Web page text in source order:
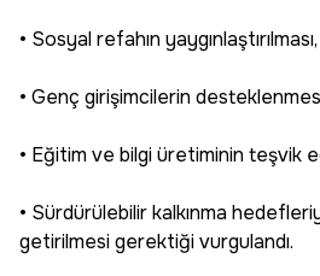
• Sosyal refahın yaygınlaştırılması,
• Genç girişimcilerin
• Eğitim ve bilgi üretiminin teşvik
• Sürdürülebilir kalkınma
getirilmesi gerektiği vurgulandı.